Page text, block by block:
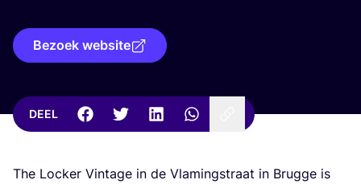
Bezoek website
DEEL
The Loc­ker Vin­ta­ge in de Vla­mingstraat in Brug­ge is